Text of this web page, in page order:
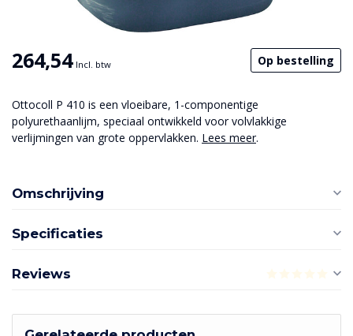
264,54 Incl. btw Op bestelling
Ottocoll P 410 is een vloeibare, 1-componentige
polyurethaanlijm, speciaal ontwikkeld voor volvlakkige
verlijmingen van grote oppervlakken. Lees meer.
Omschrijving
Specificaties
Reviews